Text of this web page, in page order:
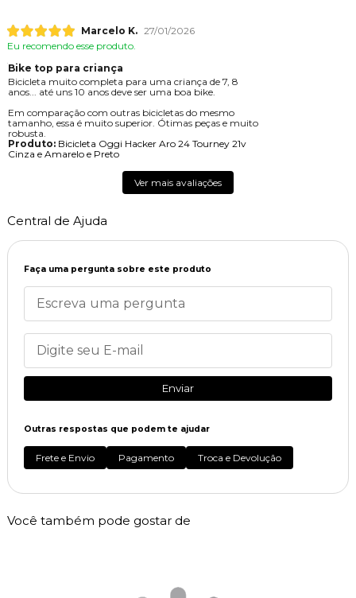
Marcelo K. 27/01/2026
Eu recomendo esse produto.
Bike top para criança
Bicicleta muito completa para uma criança de 7, 8
anos... até uns 10 anos deve ser uma boa bike.
Em comparação com outras bicicletas do mesmo
tamanho, essa é muito superior. Ótimas peças e muito
robusta.
Produto:Bicicleta Oggi Hacker Aro 24 Tourney 21v
Cinza e Amarelo e Preto
Ver mais avaliações
Central de Ajuda
Faça uma pergunta sobre este produto
Enviar
Outras respostas que podem te ajudar
Frete e Envio Pagamento Troca e Devolução
Você também pode gostar de